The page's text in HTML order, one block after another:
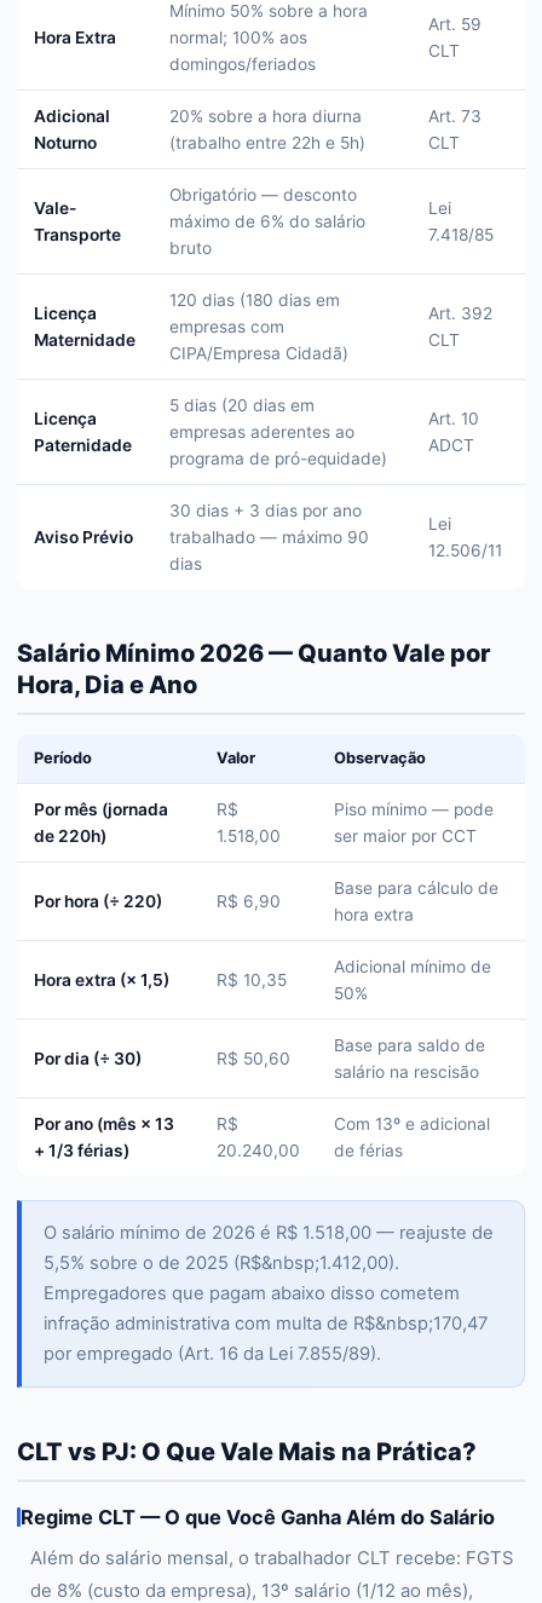
Hora Extra
Mínimo 50% sobre a hora
normal; 100% aos
domingos/feriados
Art. 59
CLT
Adicional
Noturno
20% sobre a hora diurna
(trabalho entre 22h e 5h)
Art. 73
CLT
Vale-
Transporte
Obrigatório — desconto
máximo de 6% do salário
bruto
Lei
7.418/85
Licença
Maternidade
120 dias (180 dias em
empresas com
CIPA/Empresa Cidadã)
Art. 392
CLT
Licença
Paternidade
5 dias (20 dias em
empresas aderentes ao
programa de pró-equidade)
Art. 10
ADCT
Aviso Prévio
30 dias + 3 dias por ano
trabalhado — máximo 90
dias
Lei
12.506/11
Salário Mínimo 2026 — Quanto Vale por
Hora, Dia e Ano
Período Valor Observação
Por mês (jornada
de 220h)
R$
1.518,00
Piso mínimo — pode
ser maior por CCT
Por hora (÷ 220) R$ 6,90
Base para cálculo de
hora extra
Hora extra (× 1,5) R$ 10,35
Adicional mínimo de
50%
Por dia (÷ 30) R$ 50,60
Base para saldo de
salário na rescisão
Por ano (mês × 13
+ 1/3 férias)
R$
20.240,00
Com 13º e adicional
de férias
O salário mínimo de 2026 é R$ 1.518,00 — reajuste de
5,5% sobre o de 2025 (R$&nbsp;1.412,00).
Empregadores que pagam abaixo disso cometem
infração administrativa com multa de R$&nbsp;170,47
por empregado (Art. 16 da Lei 7.855/89).
CLT vs PJ: O Que Vale Mais na Prática?
Regime CLT — O que Você Ganha Além do Salário
Além do salário mensal, o trabalhador CLT recebe: FGTS
de 8% (custo da empresa), 13º salário (1/12 ao mês),